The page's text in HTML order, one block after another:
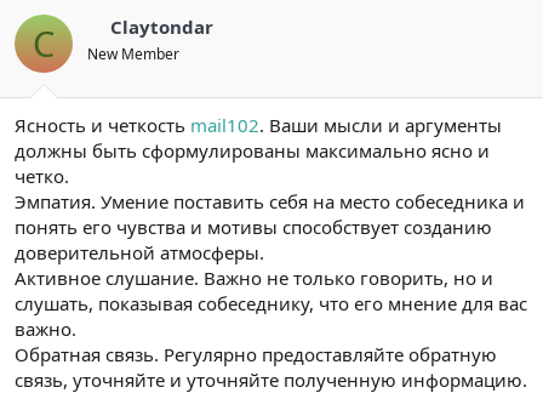
u
y
u
b
a
ş
l
t
a
n
n
g
ç
t
a
r
h
i
C Claytondar
New Member
Ясность и четкость mail102. Ваши мысли и аргументы
должны быть сформулированы максимально ясно и
четко.
Эмпатия. Умение поставить себя на место собеседника и
понять его чувства и мотивы способствует созданию
доверительной атмосферы.
Активное слушание. Важно не только говорить, но и
слушать, показывая собеседнику, что его мнение для вас
важно.
Обратная связь. Регулярно предоставляйте обратную
связь, уточняйте и уточняйте полученную информацию.